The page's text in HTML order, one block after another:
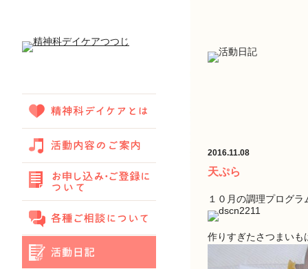
2016.11.08
天ぷら
１０月の調理プログ
作りすぎたさつまいも